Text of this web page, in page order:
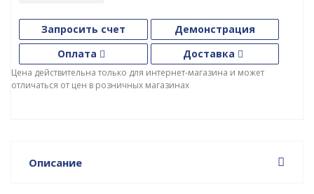
Запросить счет
Демонстрация
Оплата
Доставка
Цена действительна только для интернет-магазина и может
отличаться от цен в розничных магазинах
Описание